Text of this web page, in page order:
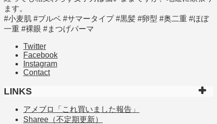
ます。
#小麦肌 #ブルベ #サマータイプ #黒髪 #卵型 #奥二重 #ほぼ
一重 #裸眼 #まつげパーマ
Twitter
Facebook
Instagram
Contact
LINKS
アメブロ「これ買いました報告」
Sharee（不定期更新）